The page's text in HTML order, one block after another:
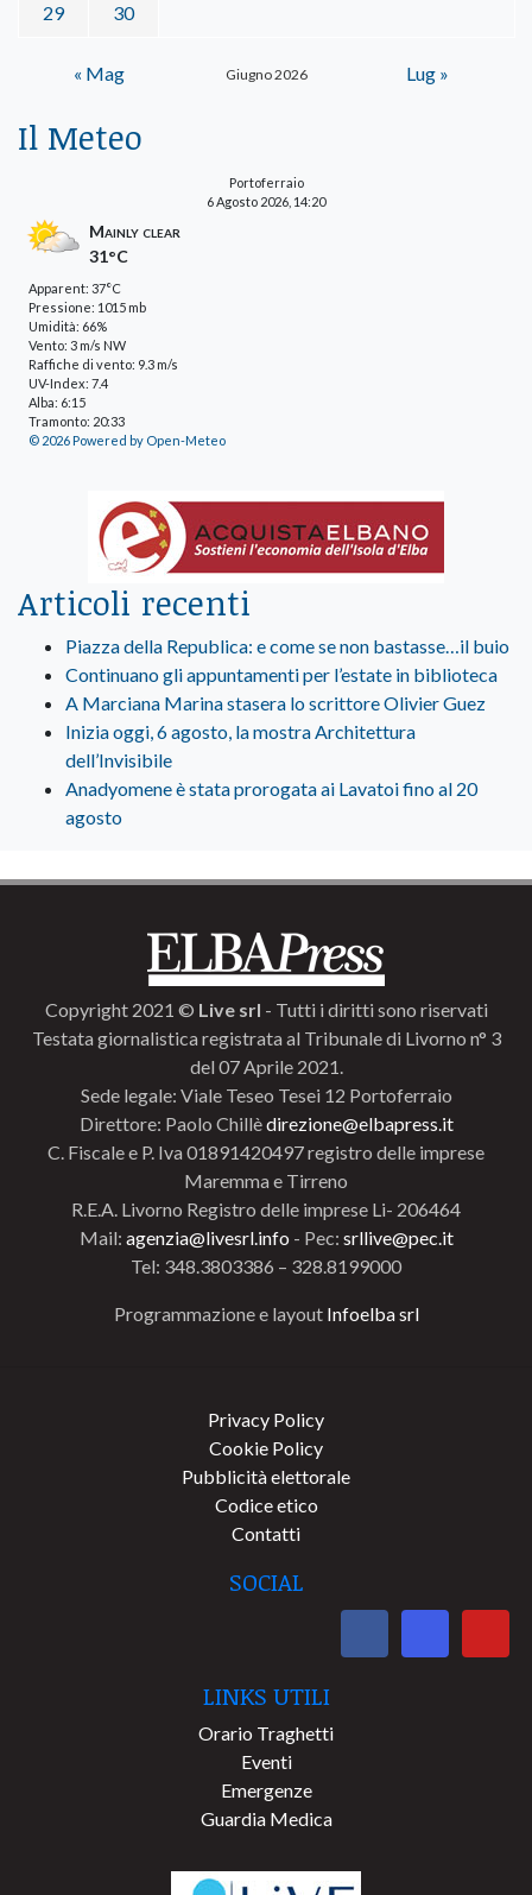
Giugno 2026
29 30
« Mag Lug »
Il Meteo
Portoferraio
6 Agosto 2026, 14:20
Mainly clear
31°C
Apparent: 37°C
Pressione: 1015 mb
Umidità: 66%
Vento: 3 m/s NW
Raffiche di vento: 9.3 m/s
UV-Index: 7.4
Alba: 6:15
Tramonto: 20:33
© 2026 Powered by Open-Meteo
Articoli recenti
Piazza della Republica: e come se non bastasse…il buio
Continuano gli appuntamenti per l’estate in biblioteca
A Marciana Marina stasera lo scrittore Olivier Guez
Inizia oggi, 6 agosto, la mostra Architettura
dell’Invisibile
Anadyomene è stata prorogata ai Lavatoi fino al 20
agosto
Copyright 2021 © Live srl - Tutti i diritti sono riservati
Testata giornalistica registrata al Tribunale di Livorno n° 3
del 07 Aprile 2021.
Sede legale: Viale Teseo Tesei 12 Portoferraio
Direttore: Paolo Chillèdirezione@elbapress.it
C. Fiscale e P. Iva 01891420497 registro delle imprese
Maremma e Tirreno
R.E.A. Livorno Registro delle imprese Li- 206464
Mail: agenzia@livesrl.info - Pec: srllive@pec.it
Tel: 348.3803386 – 328.8199000
Programmazione e layout Infoelba srl
Privacy Policy
Cookie Policy
Pubblicità elettorale
Codice etico
Contatti
SOCIAL
LINKS UTILI
Orario Traghetti
Eventi
Emergenze
Guardia Medica